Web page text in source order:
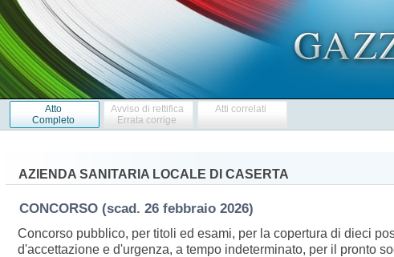
Atto
Completo
Avviso di rettifica
Errata corrige
Atti correlati
AZIENDA SANITARIA LOCALE DI CASERTA
CONCORSO (scad. 26 febbraio 2026)
Concorso pubblico, per titoli ed esami, per la copertura di dieci
d'accettazione e d'urgenza, a tempo indeterminato, per il pronto